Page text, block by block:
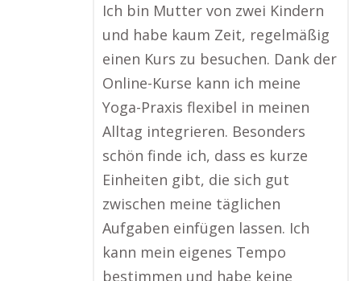
Ich bin Mutter von zwei Kindern
und habe kaum Zeit, regelmäßig
einen Kurs zu besuchen. Dank der
Online-Kurse kann ich meine
Yoga-Praxis flexibel in meinen
Alltag integrieren. Besonders
schön finde ich, dass es kurze
Einheiten gibt, die sich gut
zwischen meine täglichen
Aufgaben einfügen lassen. Ich
kann mein eigenes Tempo
bestimmen und habe keine